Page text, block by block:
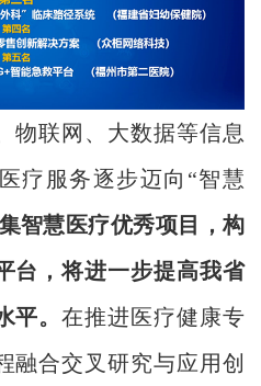
联网、大数据等信息
疗服务逐步迈向“智慧
智慧医疗优秀项目，构
台，将进一步提高我省
平。在推进医疗健康专
融合交叉研究与应用创